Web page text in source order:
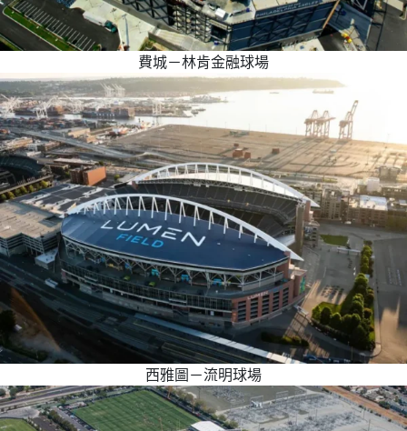
費城－林肯金融球場
西雅圖－流明球場